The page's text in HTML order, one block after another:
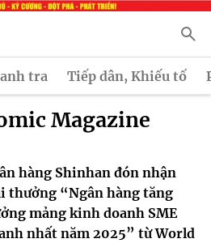
tra Tiếp dân, Khiếu tố
Magazine
hàng Shinhan đón nhận
thưởng “Ngân hàng tăng
mảng kinh doanh SME
nhất năm 2025” từ World